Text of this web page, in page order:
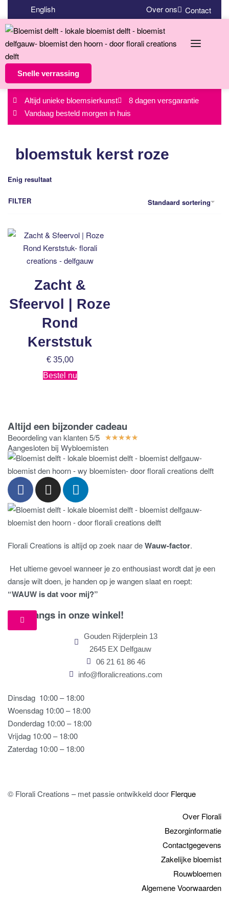
English Over ons Contact
Snelle verrassing
Altijd unieke bloemsierkunst
8 dagen versgarantie
Vandaag besteld morgen in huis
bloemstuk kerst roze
Enig resultaat
Standaard sortering
FILTER
Zacht &
Sfeervol | Roze
Rond
Kerststuk
€35,00
Bestel nu
Altijd een bijzonder cadeau
Beoordeling van klanten 5/5 ★★★★★
Aangesloten bij Wybloemisten
Florali Creations is altijd op zoek naar deWauw-factor.
Het ultieme gevoel wanneer je zo enthousiast wordt dat je een
dansje wilt doen, je handen op je wangen slaat en roept:
“WAUW is dat voor mij?”
Kom langs in onze winkel!
Gouden Rijderplein 13
2645 EX Delfgauw
06 21 61 86 46
info@floralicreations.com
Dinsdag 10:00 – 18:00
Woensdag 10:00 – 18:00
Donderdag 10:00 – 18:00
Vrijdag 10:00 – 18:00
Zaterdag 10:00 – 18:00
© Florali Creations – met passie ontwikkeld door Flerque
Over Florali
Bezorginformatie
Contactgegevens
Zakelijke bloemist
Rouwbloemen
Algemene Voorwaarden